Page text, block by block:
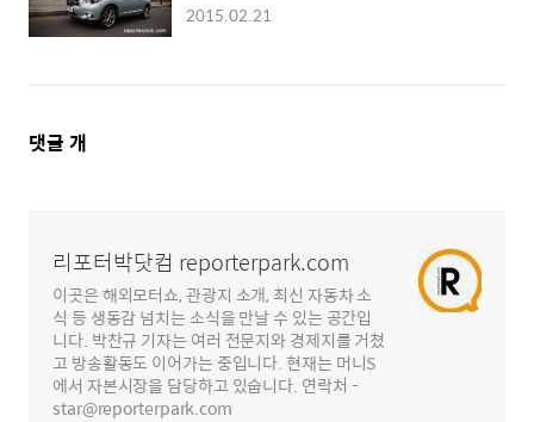
2015.02.21
댓
댓글 개
리포터박닷컴 reporterpark.com
이곳은 해외모터쇼, 관광지 소개, 최신 자동차 소
식 등 생동감 넘치는 소식을 만날 수 있는 공간입
니다. 박찬규 기자는 여러 전문지와 경제지를 거쳤
고 방송활동도 이어가는 중입니다. 현재는 머니S
에서 자본시장을 담당하고 있숩니다. 연락처 -
star@reporterpark.com